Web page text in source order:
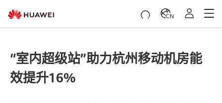
CN
“室内超级站”助力杭州移动机房能
效提升16%